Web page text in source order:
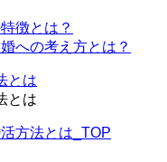
徴とは？
への考え方とは？
とは
とは
方法とは_TOP